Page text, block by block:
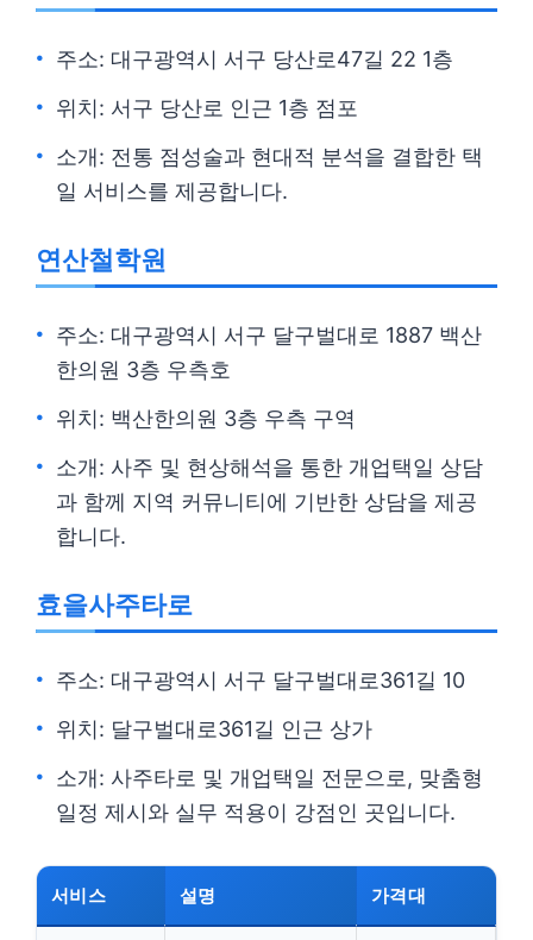
주소: 대구광역시 서구 당산로47길 22 1층
위치: 서구 당산로 인근 1층 점포
소개: 전통 점성술과 현대적 분석을 결합한 택
일 서비스를 제공합니다.
연산철학원
주소: 대구광역시 서구 달구벌대로 1887 백산
한의원 3층 우측호
위치: 백산한의원 3층 우측 구역
소개: 사주 및 현상해석을 통한 개업택일 상담
과 함께 지역 커뮤니티에 기반한 상담을 제공
합니다.
효을사주타로
주소: 대구광역시 서구 달구벌대로361길 10
위치: 달구벌대로361길 인근 상가
소개: 사주타로 및 개업택일 전문으로, 맞춤형
일정 제시와 실무 적용이 강점인 곳입니다.
서비스 설명 가격대